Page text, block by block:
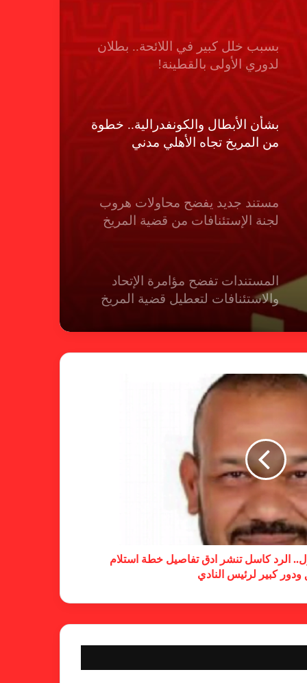
بسبب خلل كبير في اللائحة.. بطلان
لدوري الأولى بالقطينة!
بشأن الأبطال والكونفدرالية.. خطوة
من المريخ تجاه الأهلي مدني
مستند جديد يفضح محاولات هروب
لجنة الإستئنافات من قضية المريخ
المستندات تفضح مؤامرة الإتحاد
والاستئنافات لتعطيل قضية المريخ
حسم قضية المريخ وتنتظر الإتحاد
لجنة المسابقات تفاجئ الإتحاد بشأن
الهبوط والصعود
خطوة مريخية جديدة بشأن الشكوى
ضد الهلال
شكوى الهلال.. خطوة مريخية وغضب
الرد كاسل تنشر ادق تفاصيل خطة استلام
ودور كبير لرئيس النادي